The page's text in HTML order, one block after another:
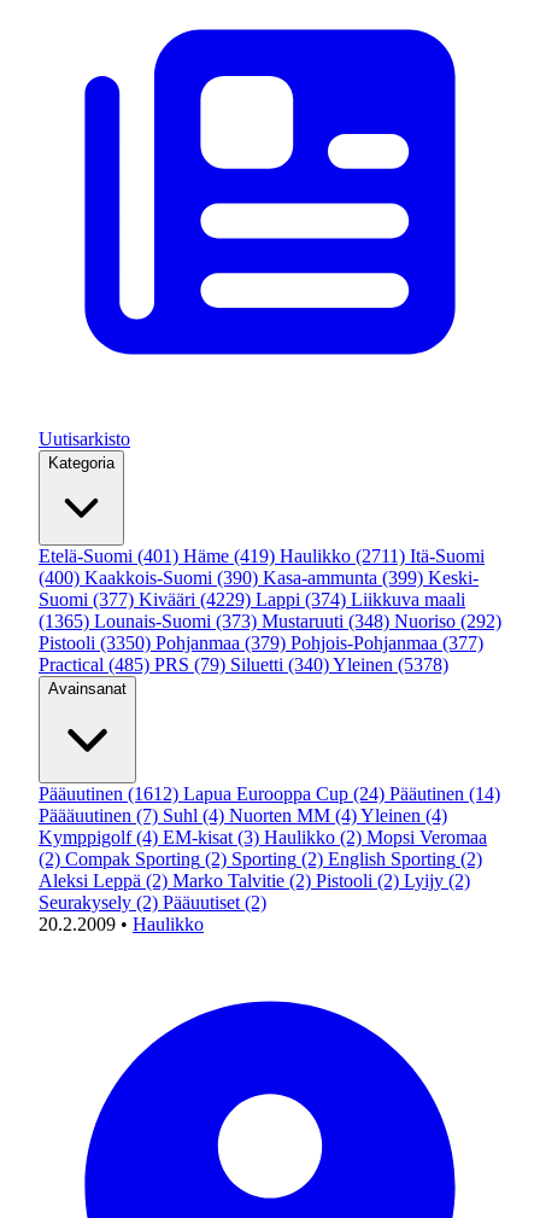
Uutisarkisto
Kategoria
Etelä-Suomi (401) Häme (419) Haulikko (2711) Itä-Suomi
(400) Kaakkois-Suomi (390) Kasa-ammunta (399) Keski-
Suomi (377) Kivääri (4229) Lappi (374) Liikkuva maali
(1365) Lounais-Suomi (373) Mustaruuti (348) Nuoriso (292)
Pistooli (3350) Pohjanmaa (379) Pohjois-Pohjanmaa (377)
Practical (485) PRS (79) Siluetti (340)Yleinen (5378)
Avainsanat
Pääuutinen (1612) Lapua Eurooppa Cup (24) Pääutinen (14)
Päääuutinen (7) Suhl (4) Nuorten MM (4)Yleinen (4)
Kymppigolf (4) EM-kisat (3) Haulikko (2) Mopsi Veromaa
(2) Compak Sporting (2) Sporting (2) English Sporting (2)
Aleksi Leppä (2) Marko Talvitie (2) Pistooli (2) Lyijy (2)
Seurakysely (2) Pääuutiset (2)
20.2.2009 • Haulikko